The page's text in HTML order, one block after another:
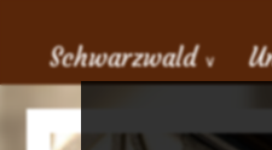
Schwarzwald ∨